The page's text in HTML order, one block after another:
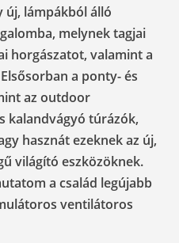
új, lámpákból álló
melynek tagjai
horgászatot, valamint a
a ponty- és
az outdoor
kalandvágyó túrázók,
hasznát ezeknek az új,
világító eszközöknek.
a család legújabb
ventilátoros